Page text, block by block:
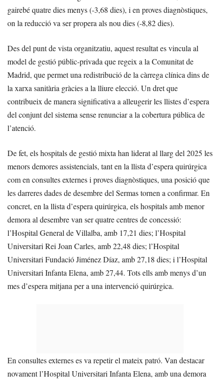
gairebé quatre dies menys (-3,68 dies), i en proves diagnòstiques,
on la reducció va ser propera als nou dies (-8,82 dies).
Des del punt de vista organitzatiu, aquest resultat es vincula al
model de gestió públic-privada que regeix a la Comunitat de
Madrid, que permet una redistribució de la càrrega clínica dins de
la xarxa sanitària gràcies a la lliure elecció. Un dret que
contribueix de manera significativa a alleugerir les llistes d’espera
del conjunt del sistema sense renunciar a la cobertura pública de
l’atenció.
De fet, els hospitals de gestió mixta han liderat al llarg del 2025 les
menors demores assistencials, tant en la llista d’espera quirúrgica
com en consultes externes i proves diagnòstiques, una posició que
les darreres dades de desembre del Sermas tornen a confirmar. En
concret, en la llista d’espera quirúrgica, els hospitals amb menor
demora al desembre van ser quatre centres de concessió:
l’Hospital General de Villalba, amb 17,21 dies; l’Hospital
Universitari Rei Joan Carles, amb 22,48 dies; l’Hospital
Universitari Fundació Jiménez Díaz, amb 27,18 dies; i l’Hospital
Universitari Infanta Elena, amb 27,44. Tots ells amb menys d’un
mes d’espera mitjana per a una intervenció quirúrgica.
En consultes externes es va repetir el mateix patró. Van destacar
novament l’Hospital Universitari Infanta Elena, amb una demora